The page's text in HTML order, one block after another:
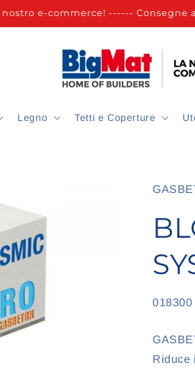
e-commerce! ------ Consegne
Legno Tetti e Coperture
SKU:
018300
Riduce